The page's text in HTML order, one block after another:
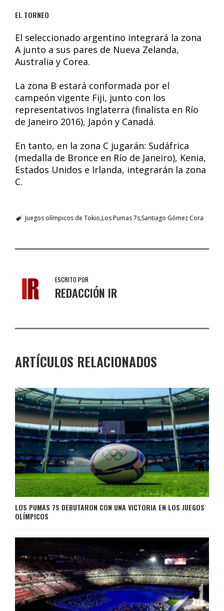
EL TORNEO
El seleccionado argentino integrará la zona
A junto a sus pares de Nueva Zelanda,
Australia y Corea.
La zona B estará conformada por el
campeón vigente Fiji, junto con los
representativos Inglaterra (finalista en Río
de Janeiro 2016), Japón y Canadá.
En tanto, en la zona C jugarán: Sudáfrica
(medalla de Bronce en Río de Janeiro), Kenia,
Estados Unidos e Irlanda, integrarán la zona
C.
Juegos olímpicos de Tokio Los Pumas 7sSantiago Gómez Cora
ESCRITO POR
REDACCIÓN IR
ARTÍCULOS RELACIONADOS
LOS PUMAS 7S DEBUTARON CON UNA VICTORIA EN LOS JUEGOS
OLÍMPICOS